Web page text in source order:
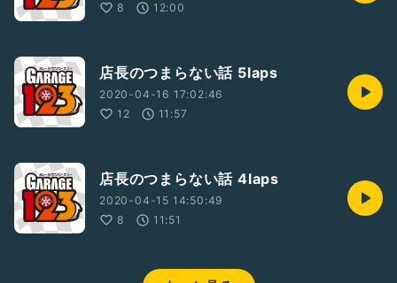
8
12:00
店長のつまらない話 5laps
2020-04-16 17:02:46
12
11:57
店長のつまらない話 4laps
2020-04-15 14:50:49
8
11:51